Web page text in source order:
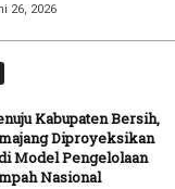
26, 2026
Kabupaten Bersih,
Diproyeksikan
Model Pengelolaan
Nasional